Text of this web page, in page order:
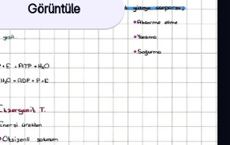
Görüntüle